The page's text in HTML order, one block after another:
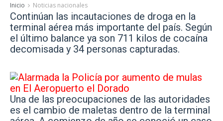
Inicio Noticias nacionales
Continúan las incautaciones de droga en la
terminal aérea más importante del país. Según
el último balance ya son 711 kilos de cocaína
decomisada y 34 personas capturadas.
Una de las preocupaciones de las autoridades
es el cambio de maletas dentro de la terminal